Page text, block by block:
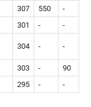
307 550
-
301 -
-
304 - -
303 -
90
295 - -